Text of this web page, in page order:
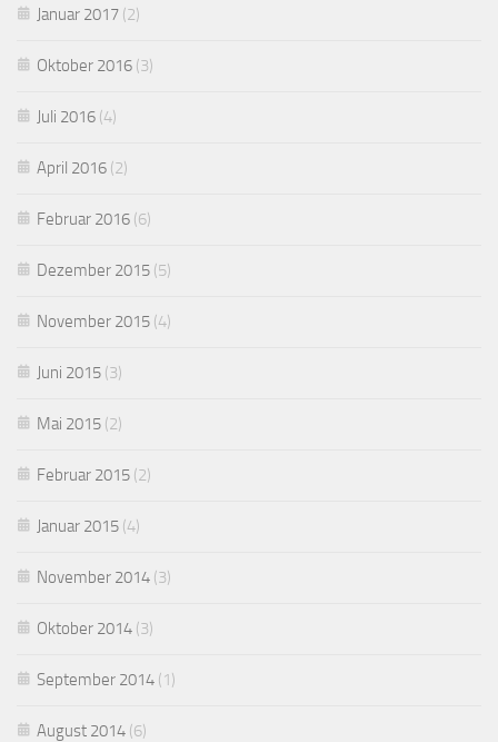
Januar 2017 (2)
Oktober 2016 (3)
Juli 2016 (4)
April 2016 (2)
Februar 2016 (6)
Dezember 2015 (5)
November 2015 (4)
Juni 2015 (3)
Mai 2015 (2)
Februar 2015 (2)
Januar 2015 (4)
November 2014 (3)
Oktober 2014 (3)
September 2014 (1)
August 2014 (6)